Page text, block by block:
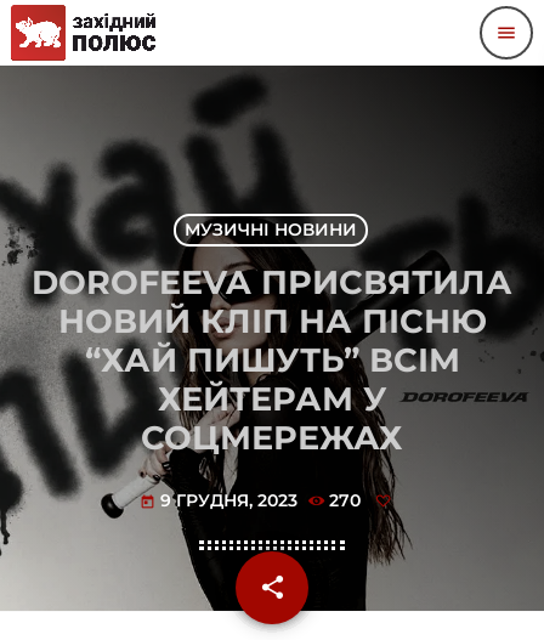
menu
МУЗИЧНІ НОВИНИ
DOROFEEVA ПРИСВЯТИЛА
НОВИЙ КЛІП НА ПІСНЮ
“ХАЙ ПИШУТЬ” ВСІМ
ХЕЙТЕРАМ У
СОЦМЕРЕЖАХ
today 9 ГРУДНЯ, 2023 270
share
email